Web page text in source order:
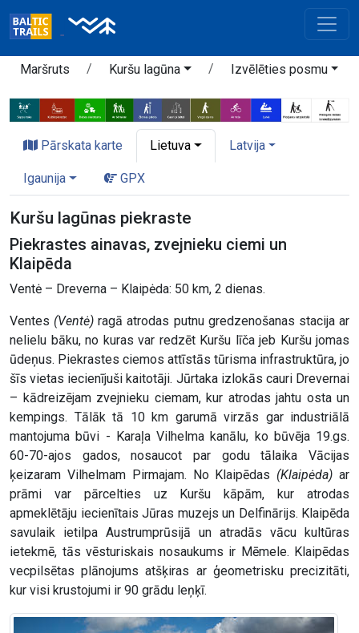
Maršruts Kuršu lagūna Izvēlēties posmu
Pārskata karte Lietuva Latvija
Igaunija GPX
Kuršu lagūnas piekraste
Piekrastes ainavas, zvejnieku ciemi un
Klaipēda
Ventė – Dreverna – Klaipėda: 50 km, 2 dienas.
Ventes (Ventė) ragā atrodas putnu gredzenošanas stacija ar
nelielu bāku, no kuras var redzēt Kuršu līča jeb Kuršu jomas
ūdeņus. Piekrastes ciemos attīstās tūrisma infrastruktūra, jo
šīs vietas iecienījuši kaitotāji. Jūrtaka izlokās cauri Drevernai
– kādreizējam zvejnieku ciemam, kur atrodas jahtu osta un
kempings. Tālāk tā 10 km garumā virzās gar industriālā
mantojuma būvi - Karaļa Vilhelma kanālu, ko būvēja 19.gs.
60-70-ajos gados, nosaucot par godu tālaika Vācijas
ķeizaram Vilhelmam Pirmajam. No Klaipēdas (Klaipėda)ar
prāmi var pārcelties uz Kuršu kāpām, kur atrodas
apmeklētāju iecienītais Jūras muzejs un Delfinārijs. Klaipēda
savulaik ietilpa Austrumprūsijā un atradās vācu kultūras
ietekmē, tās vēsturiskais nosaukums ir Mēmele. Klaipēdas
vecpilsētas plānojums atšķiras ar ģeometrisku precizitāti,
kur visi krustojumi ir 90 grādu leņķī.